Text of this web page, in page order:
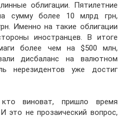
облигации. Пятилетние
сумму более 10 млрд грн,
Именно на такие облигации
иностранцев. В итоге
более чем на $500 млн,
дисбаланс на валютном
нерезидентов уже достиг
виноват, пришло время
это не прозаический вопрос,